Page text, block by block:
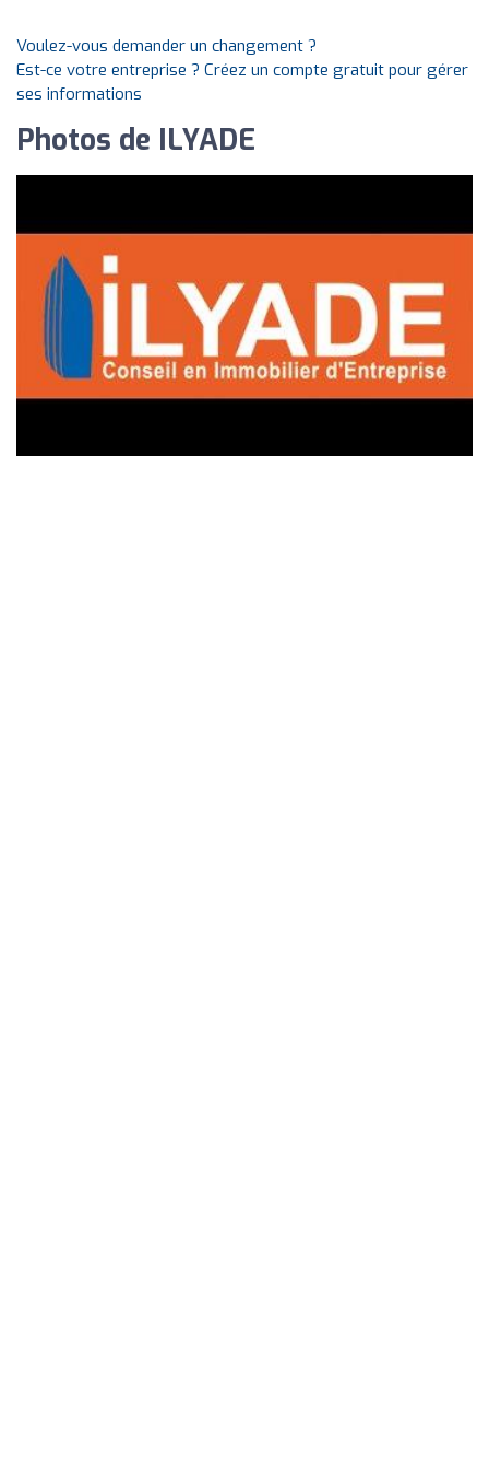
Voulez-vous demander un changement ?
Est-ce votre entreprise ? Créez un compte gratuit pour gérer
ses informations
Photos de ILYADE